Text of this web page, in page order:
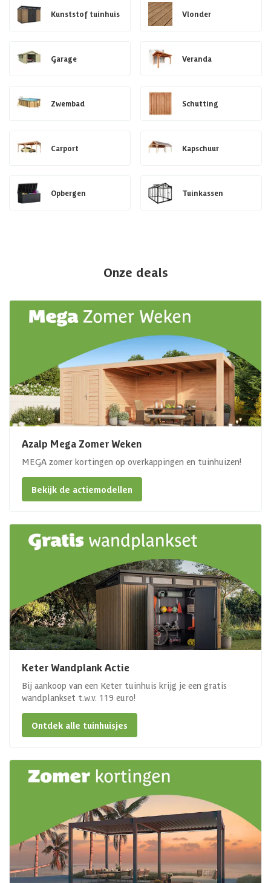
Kunststof tuinhuis Vlonder
Garage Veranda
Zwembad Schutting
Carport Kapschuur
Opbergen Tuinkassen
Onze deals
Azalp Mega Zomer Weken
MEGA zomer kortingen op overkappingen en tuinhuizen!
Bekijk de actiemodellen
Keter Wandplank Actie
Bij aankoop van een Keter tuinhuis krijg je een gratis
wandplankset t.w.v. 119 euro!
Ontdek alle tuinhuisjes